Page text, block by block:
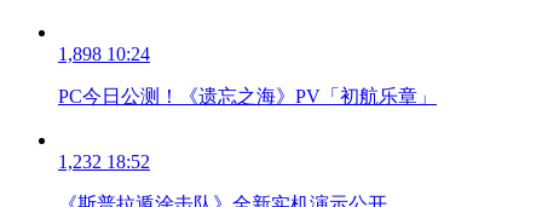
1,898 10:24
PC今日公测！《遗忘之海》PV「初航乐章」
1,232 18:52